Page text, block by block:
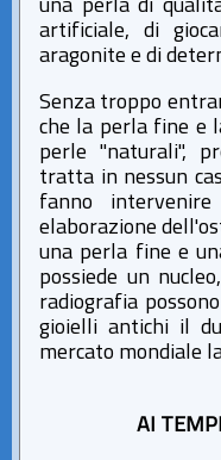
una perla di
artificiale, di
aragonite e di
Senza troppo
che la perla fine e
perle "naturali",
tratta in nessun
fanno
elaborazione
una perla fine e
possiede un
radiografia
gioielli antichi il
mercato mondiale
AI